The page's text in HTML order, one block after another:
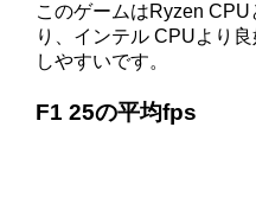
このゲームはRyzen
り、インテル CPUより
しやすいです。
F1 25の平均fps